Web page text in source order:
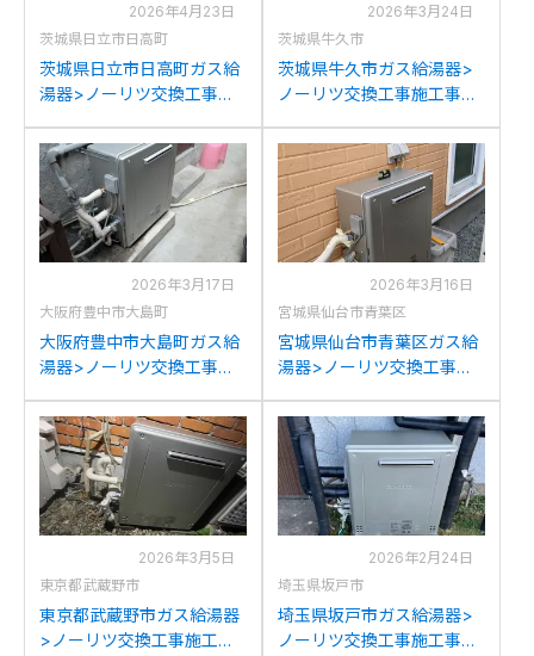
2026年4月23日
茨城県日立市日高町
茨城県日立市日高町ガス給
湯器>ノーリツ交換工事施
2428SARXからノーリツ
GT-C2472SAR BLへの交換
2026年3月24日
茨城県牛久市
茨城県牛久市ガス給湯器>
ノーリツ交換工事施工事
からノーリツGT-
C2472SAR BLへの交換
2026年3月17日
大阪府豊中市大島町
大阪府豊中市大島町ガス給
湯器>ノーリツ交換工事施
2050ARXからノーリツGT-
C2472SAR BLへの交換
2026年3月16日
宮城県仙台市青葉区
宮城県仙台市青葉区ガス給
湯器>ノーリツ交換工事施
2428ARXからノーリツGT-
C2472SAR BLへの交換
2026年3月5日
東京都武蔵野市
東京都武蔵野市ガス給湯器
>ノーリツ交換工事施工事
2026年2月24日
埼玉県坂戸市
埼玉県坂戸市ガス給湯器>
ノーリツ交換工事施工事